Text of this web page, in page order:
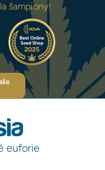
šampiony!
euforie